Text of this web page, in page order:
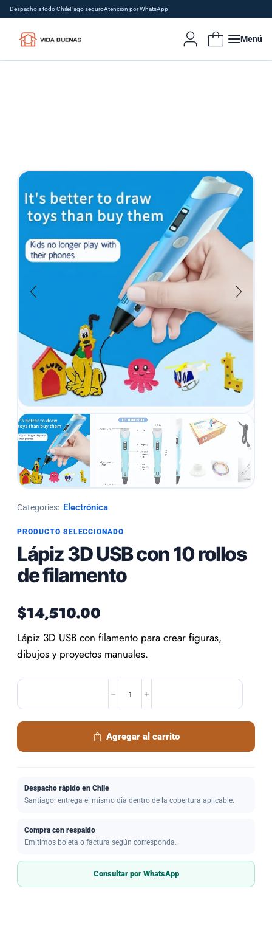
Despacho a todo ChilePago seguroAtención por WhatsApp
Menú
PRODUCTO SELECCIONADO
Lápiz 3D USB con 10 rollos
de filamento
Categories: Electrónica
$14,510.00
Lápiz 3D USB con filamento para crear figuras,
dibujos y proyectos manuales.
Agregar al carrito
Despacho rápido en Chile
Santiago: entrega el mismo día dentro de la cobertura aplicable.
Compra con respaldo
Emitimos boleta o factura según corresponda.
Consultar por WhatsApp